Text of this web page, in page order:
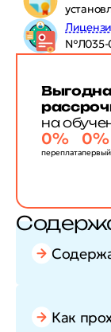
№Л035-
на
0%
переплата
0%
Как